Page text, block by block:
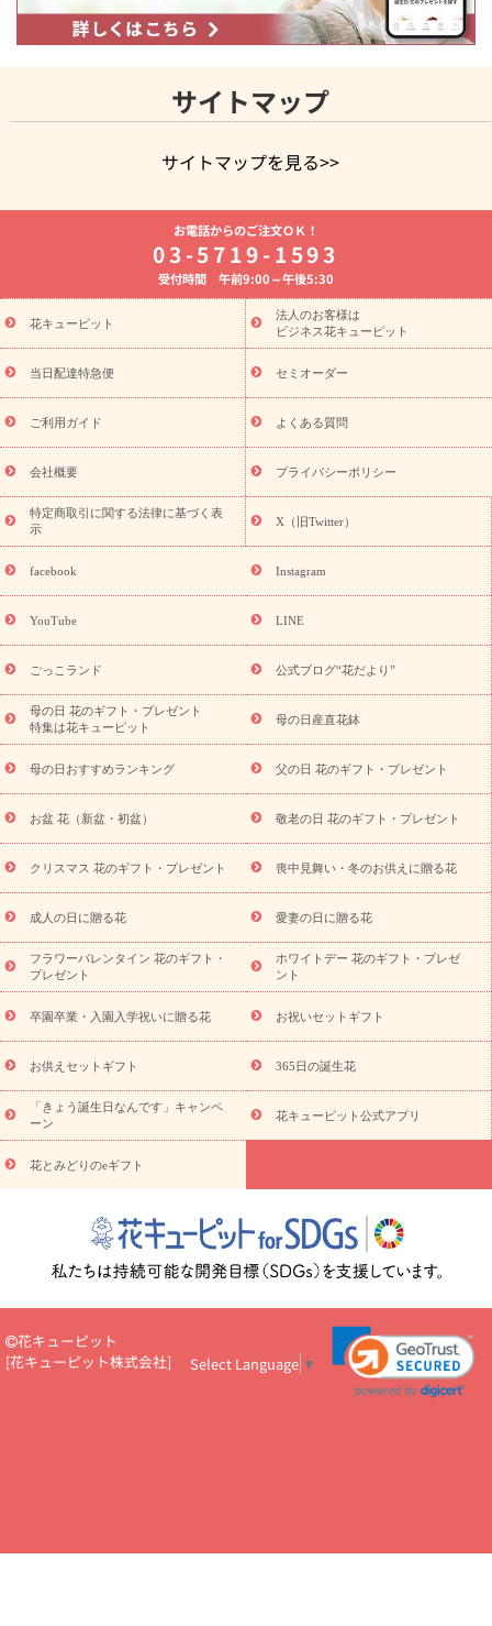
サイトマップ
サイトマップを見る>>
よく贈られる花
お祝いの花特集
誕生日フラワーギフト特集
8月の誕生花(トルコキキョウ)
開店・開業祝い
お供え・お悔やみ お供え・お悔やみの花
通夜・葬儀に贈る花 胡蝶蘭・花鉢
ーブドフラワー
季節のイベント
ひまわり ギフト・プレゼント
特集
お盆 花（新盆・初盆） 季節のイベント
お盆 花（新
盆・初盆）
お盆 花（新盆・初盆）
お盆・お供え 花とセットギ
フト
お盆・お供え プリザーブドフラワー
ひまわり ギフト・プ
レゼント特集
夏の花贈り・お中元・暑中見舞い 花のギフト特集
敬老の日におくる花ギフト・プレゼント特集
花ギフト・プレゼント特集
敬老の日 花のおすすめランキング
敬
老の日 花鉢植えのギフト・プレゼント特集
敬老の日 花とセットギ
フト・プレゼント特集
敬老の日の花 全てのギフト一覧
キャン
ペーン
映画『ウォーターガーディアンズ』コラボキャンペーン
「きょう誕生日なんです」キャンペーン
誕生日の花を探す
誕生日フラワーギフト 誕生日フラワーギフト特集
9月の誕生花(リンドウ)
ら探す
お祝いの花特集 当日配達特急便 お祝い商品一覧
念日
結婚祝い 出産祝い 退院祝い・快気祝い
寿祝い
プチギフト ペットのお祝いフラワー
供え・お悔やみ商品一覧
お供え・お悔やみの花
四十九日法要以
降に贈る花
通夜・葬儀に贈る花
お供え お花とセットギフト
お供え プリザーブドフラワー
ペットのお供えフラワー
お盆（新
盆・初盆）
その他 お祝い返し お見舞い
お取り寄せギフト
ビジネス用
ご自宅用 観葉植物 ミディ胡蝶蘭
プリザーブ
ドフラワー
スタイルから探す アレンジメント 花束
スタ
ンド花
お祝い お供え・お悔やみ 胡蝶蘭 胡蝶蘭・花鉢
ディ胡蝶蘭・お祝い
ミディ胡蝶蘭・お供え
世界初の青色胡蝶蘭
観葉植物
観葉植物 産直多肉植物
プリザーブドフラワー
お祝い
お供え・お悔やみ 花とセットギフト
セミオーダー
プチギフト（hanamore -ハナモア-）
花とみどりのeギフト
キューピットのeGfit
カラー ピンク イエローオレンジ
レッ
ド
お花の種類 トルコキキョウ
お祝い お祝い・3000円～ お祝い・4000円～
お祝い・
5000円～
お祝い・7000円～ お祝い・ 10000円～
お供え・お
悔やみ
円～
お供え・お悔やみ・
読み物
いのマナー
定年退職祝いのマナー
お祝いを贈るときのマナー・
花キューピットのお祝いコラム一覧
誕生日のお花を「色
彩心理学」で選ぶ方法
結婚祝いの予算相場
出産祝いお役立ち情
ール
新築引っ越し祝いコラム お祝い花のマナー総まとめ
職
場上司や先輩へ贈るお祝い花の正解は？
開店祝いの花 選び方ガイ
あり)
花キューピット×専門家
CO2排出量削減 / SDGsを考える
お電話からのご注文ＯＫ！
03-5719-1593
受付時間 午前9:00～午後5:30
花キューピット
法人のお客様は
ビジネス花キューピット
当日配達特急便 セミオーダー
ご利用ガイド よくある質問
会社概要 プライバシーポリシー
特定商取引に関する法律に基づく表
示
X（旧Twitter）
facebook Instagram
YouTube LINE
ごっこランド 公式ブログ“花だより”
母の日 花のギフト・プレゼント
特集は花キューピット
母の日産直花鉢
母の日おすすめランキング 父の日 花のギフト・プレゼント
お盆 花（新盆・初盆） 敬老の日 花のギフト・プレゼント
クリスマス 花のギフト・プレゼント 喪中見舞い・冬のお供えに贈る花
成人の日に贈る花 愛妻の日に贈る花
フラワーバレンタイン 花のギフト・
プレゼント
ホワイトデー 花のギフト・プレゼ
ント
卒園卒業・入園入学祝いに贈る花 お祝いセットギフト
お供えセットギフト 365日の誕生花
「きょう誕生日なんです」キャンペ
ーン
花キューピット公式アプリ
花とみどりのeギフト
花キューピット
[花キューピット株式会社] Select Language ▼